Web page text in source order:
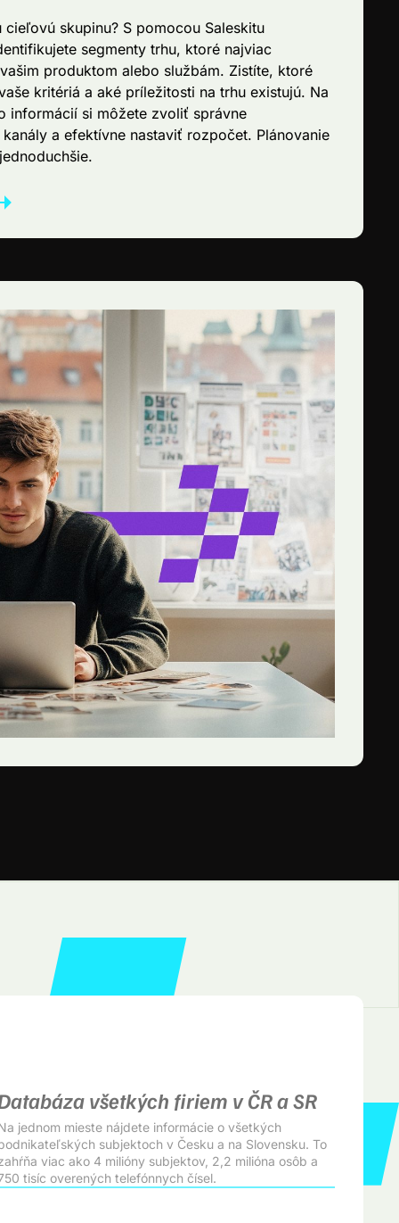
cieľovú skupinu? S pomocou Saleskitu
segmenty trhu, ktoré najviac
produktom alebo službám. Zistíte, ktoré
kritériá a aké príležitosti na trhu existujú. Na
informácií si môžete zvoliť správne
a efektívne nastaviť rozpočet. Plánovanie
všetkých firiem v ČR a SR
jednom mieste nájdete informácie o všetkých
subjektoch v Česku a na Slovensku. To
viac ako 4 milióny subjektov, 2,2 milióna osôb a
tisíc overených telefónnych čísel.